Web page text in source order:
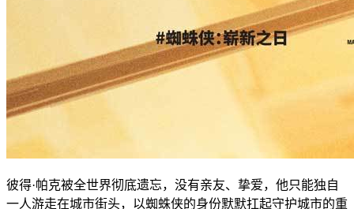
彼得·帕克被全世界彻底遗忘，没有亲友、挚爱，他只能独自
一人游走在城市街头，以蜘蛛侠的身份默默扛起守护城市的重